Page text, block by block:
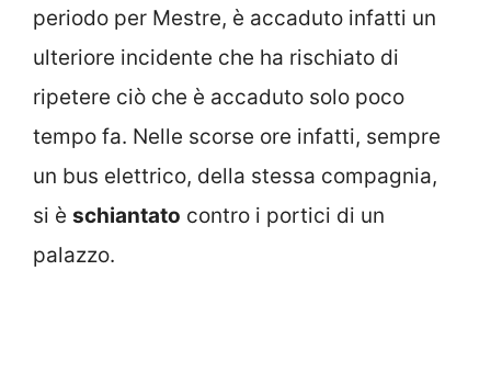
periodo per Mestre, è accaduto infatti un
ulteriore incidente che ha rischiato di
ripetere ciò che è accaduto solo poco
tempo fa. Nelle scorse ore infatti, sempre
un bus elettrico, della stessa compagnia,
si è schiantato contro i portici di un
palazzo.